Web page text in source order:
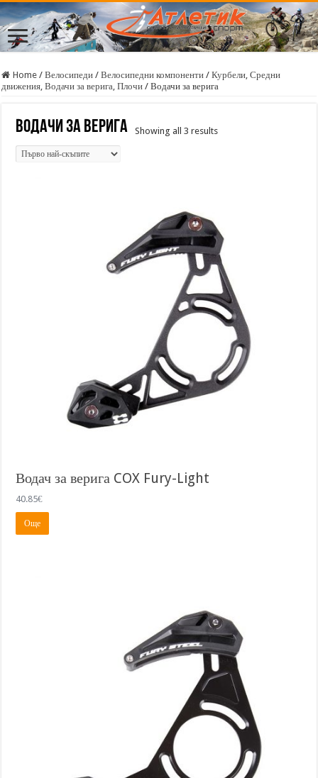
Home / Велосипеди / Велосипедни компоненти / Курбели, Средни
движения, Водачи за верига, Плочи / Водачи за верига
Водачи за верига Showing all 3 resultsSorted
Водач за верига COX Fury-Light
40.85€
Още